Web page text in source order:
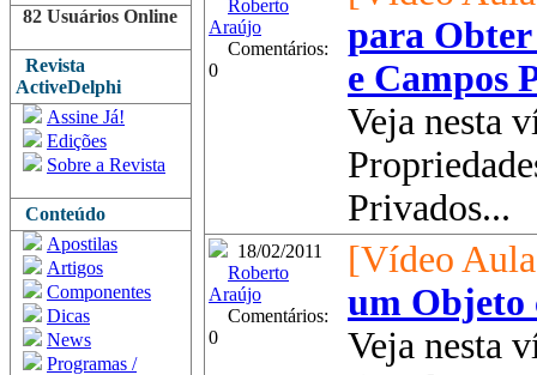
82 Usuários Online
Revista
ActiveDelphi
Assine Já!
Edições
Sobre a Revista
Conteúdo
Apostilas
Artigos
Componentes
Dicas
News
Programas /
Roberto
Araújo
Comentários:
0
para Obter
e Campos
Veja nesta
Privados...
18/02/2011
Roberto
Araújo
Comentários:
0
[Vídeo
um Objeto
Veja nesta